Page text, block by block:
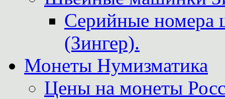
Серийные
(Зингер).
Монеты Нумизматика
Цены на монеты